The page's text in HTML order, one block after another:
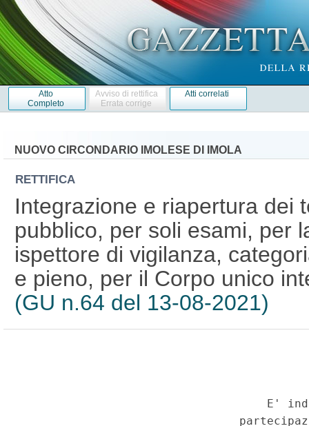
Atto
Completo
Avviso di rettifica
Errata corrige
Atti correlati
NUOVO CIRCONDARIO IMOLESE DI IMOLA
RETTIFICA
Integrazione e riapertura dei
pubblico, per soli esami, per
ispettore di vigilanza,
e pieno, per il Corpo unico
(GU n.64 del 13-08-2021)